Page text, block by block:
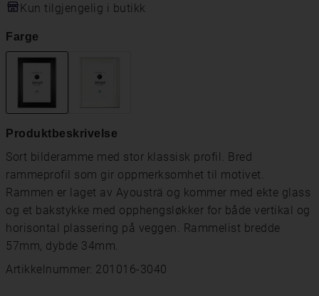
Kun tilgjengelig i butikk
Farge
Produktbeskrivelse
Sort bilderamme med stor klassisk profil. Bred
rammeprofil som gir oppmerksomhet til motivet.
Rammen er laget av Ayousträ og kommer med ekte glass
og et bakstykke med opphengsløkker for både vertikal og
horisontal plassering på veggen. Rammelist bredde
57mm, dybde 34mm.
Artikkelnummer: 201016-3040